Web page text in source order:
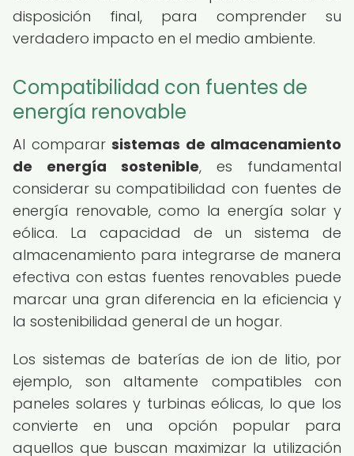
disposición final, para comprender su
verdadero impacto en el medio ambiente.
Compatibilidad con fuentes de
energía renovable
Al comparar sistemas de almacenamiento
de energía sostenible, es fundamental
considerar su compatibilidad con fuentes de
energía renovable, como la energía solar y
eólica. La capacidad de un sistema de
almacenamiento para integrarse de manera
efectiva con estas fuentes renovables puede
marcar una gran diferencia en la eficiencia y
la sostenibilidad general de un hogar.
Los sistemas de baterías de ion de litio, por
ejemplo, son altamente compatibles con
paneles solares y turbinas eólicas, lo que los
convierte en una opción popular para
aquellos que buscan maximizar la utilización